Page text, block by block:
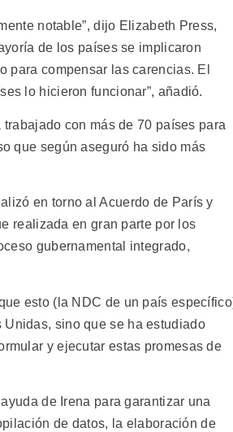
notable”, dijo Elizabeth Press,
de los países se implicaron
para compensar las carencias. El
lo hicieron funcionar”, añadió.
con más de 70 países para
que según aseguró ha sido más
en torno al Acuerdo de París y
realizada en gran parte por los
gubernamental integrado,
esto (la NDC de un país
sino que se ha estudiado
y ejecutar estas promesas de
de Irena para garantizar una
de datos, la elaboración de